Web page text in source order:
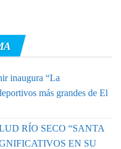
inaugura “La
más grandes de El
RÍO SECO “SANTA
EN SU